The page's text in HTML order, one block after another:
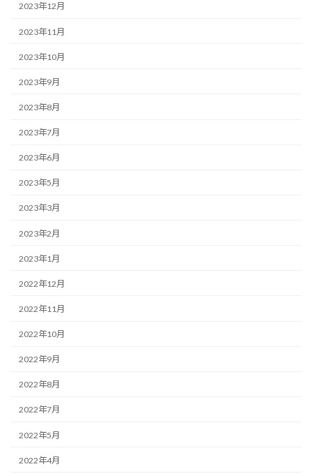
2023年12月
2023年11月
2023年10月
2023年9月
2023年8月
2023年7月
2023年6月
2023年5月
2023年3月
2023年2月
2023年1月
2022年12月
2022年11月
2022年10月
2022年9月
2022年8月
2022年7月
2022年5月
2022年4月